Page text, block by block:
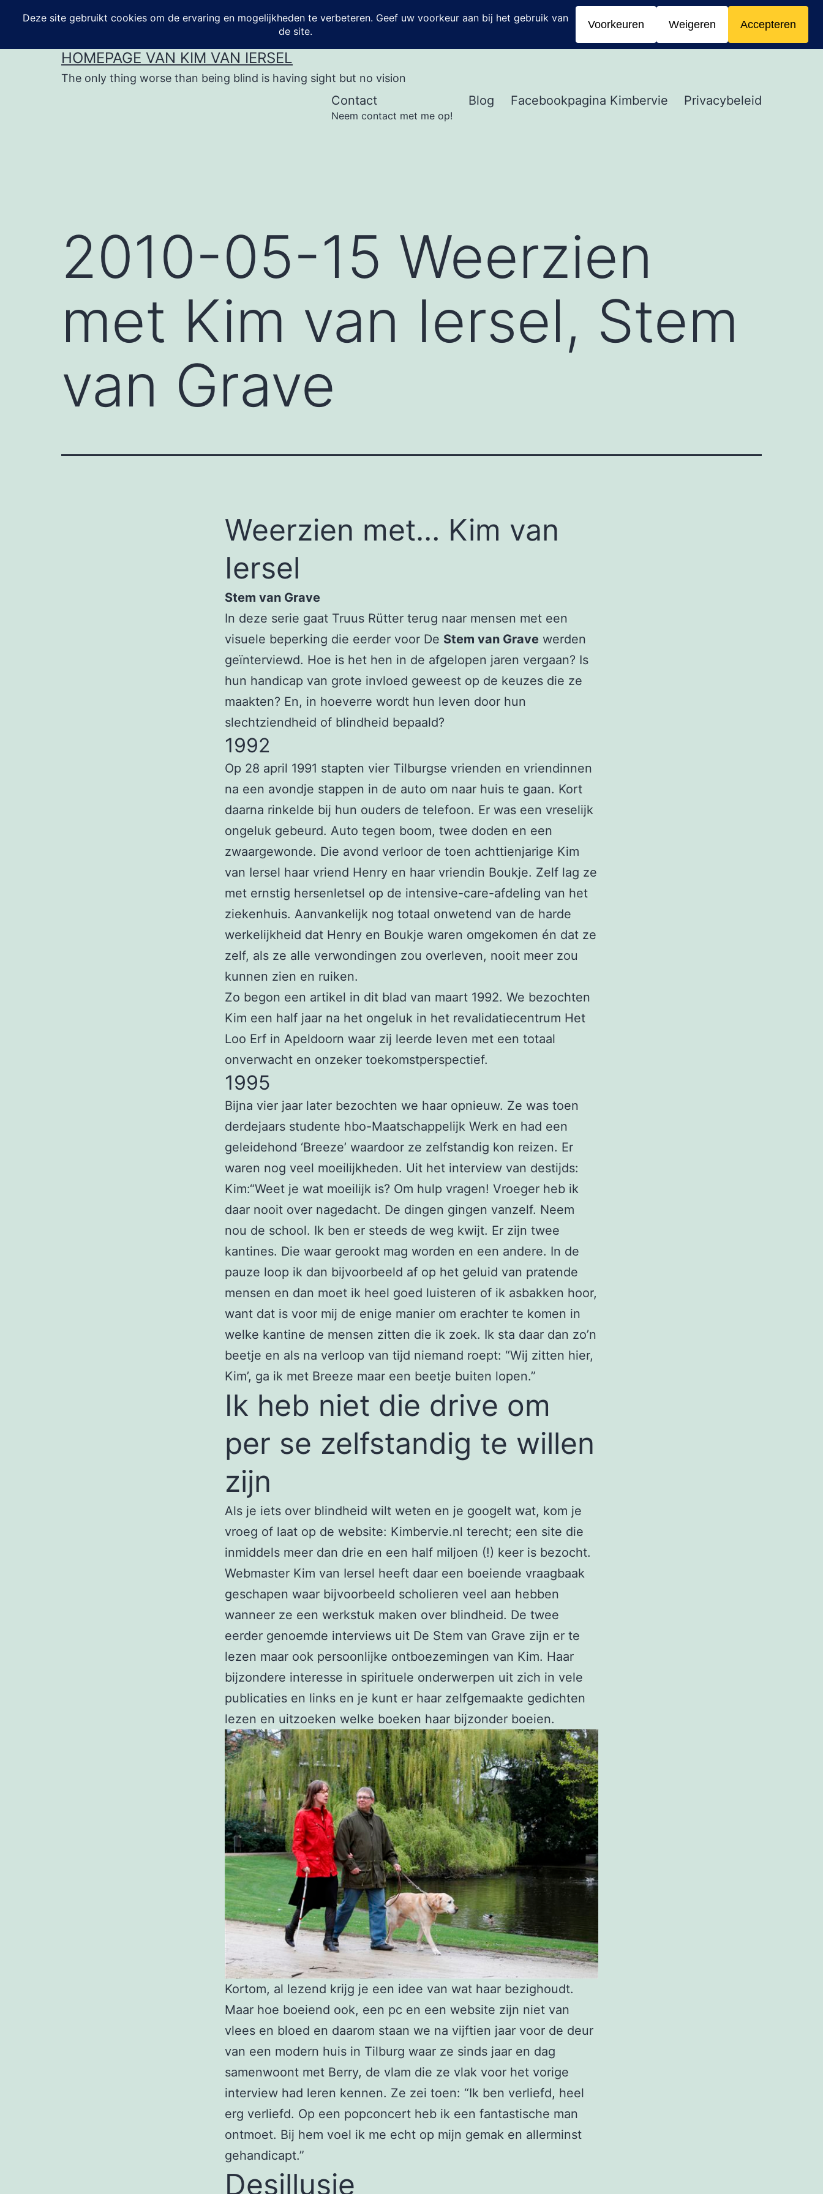
de
HOMEPAGE VAN KIM VAN IERSEL
The only thing worse than being blind is having sight but no vision
Contact
Neem contact met me op!
Blog Facebookpagina Kimbervie Privacybeleid
2010-05-15 Weerzien
met Kim van Iersel, Stem
van Grave
Weerzien met… Kim van
Iersel
Stem van Grave
In deze serie gaat Truus Rütter terug naar mensen met een
visuele beperking die eerder voor De Stem van Grave werden
geïnterviewd. Hoe is het hen in de afgelopen jaren vergaan? Is
hun handicap van grote invloed geweest op de keuzes die ze
maakten? En, in hoeverre wordt hun leven door hun
slechtziendheid of blindheid bepaald?
1992
Op 28 april 1991 stapten vier Tilburgse vrienden en vriendinnen
na een avondje stappen in de auto om naar huis te gaan. Kort
daarna rinkelde bij hun ouders de telefoon. Er was een vreselijk
ongeluk gebeurd. Auto tegen boom, twee doden en een
zwaargewonde. Die avond verloor de toen achttienjarige Kim
van Iersel haar vriend Henry en haar vriendin Boukje. Zelf lag ze
met ernstig hersenletsel op de intensive-care-afdeling van het
ziekenhuis. Aanvankelijk nog totaal onwetend van de harde
werkelijkheid dat Henry en Boukje waren omgekomen én dat ze
zelf, als ze alle verwondingen zou overleven, nooit meer zou
kunnen zien en ruiken.
Zo begon een artikel in dit blad van maart 1992. We bezochten
Kim een half jaar na het ongeluk in het revalidatiecentrum Het
Loo Erf in Apeldoorn waar zij leerde leven met een totaal
onverwacht en onzeker toekomstperspectief.
1995
Bijna vier jaar later bezochten we haar opnieuw. Ze was toen
derdejaars studente hbo-Maatschappelijk Werk en had een
geleidehond ‘Breeze’ waardoor ze zelfstandig kon reizen. Er
waren nog veel moeilijkheden. Uit het interview van destijds:
Kim:“Weet je wat moeilijk is? Om hulp vragen! Vroeger heb ik
daar nooit over nagedacht. De dingen gingen vanzelf. Neem
nou de school. Ik ben er steeds de weg kwijt. Er zijn twee
kantines. Die waar gerookt mag worden en een andere. In de
pauze loop ik dan bijvoorbeeld af op het geluid van pratende
mensen en dan moet ik heel goed luisteren of ik asbakken hoor,
want dat is voor mij de enige manier om erachter te komen in
welke kantine de mensen zitten die ik zoek. Ik sta daar dan zo’n
beetje en als na verloop van tijd niemand roept: “Wij zitten hier,
Kim’, ga ik met Breeze maar een beetje buiten lopen.”
Ik heb niet die drive om
per se zelfstandig te willen
zijn
Als je iets over blindheid wilt weten en je googelt wat, kom je
vroeg of laat op de website: Kimbervie.nl terecht; een site die
inmiddels meer dan drie en een half miljoen (!) keer is bezocht.
Webmaster Kim van Iersel heeft daar een boeiende vraagbaak
geschapen waar bijvoorbeeld scholieren veel aan hebben
wanneer ze een werkstuk maken over blindheid. De twee
eerder genoemde interviews uit De Stem van Grave zijn er te
lezen maar ook persoonlijke ontboezemingen van Kim. Haar
bijzondere interesse in spirituele onderwerpen uit zich in vele
publicaties en links en je kunt er haar zelfgemaakte gedichten
lezen en uitzoeken welke boeken haar bijzonder boeien.
Kortom, al lezend krijg je een idee van wat haar bezighoudt.
Maar hoe boeiend ook, een pc en een website zijn niet van
vlees en bloed en daarom staan we na vijftien jaar voor de deur
van een modern huis in Tilburg waar ze sinds jaar en dag
samenwoont met Berry, de vlam die ze vlak voor het vorige
interview had leren kennen. Ze zei toen: “Ik ben verliefd, heel
erg verliefd. Op een popconcert heb ik een fantastische man
ontmoet. Bij hem voel ik me echt op mijn gemak en allerminst
gehandicapt.”
Desillusie